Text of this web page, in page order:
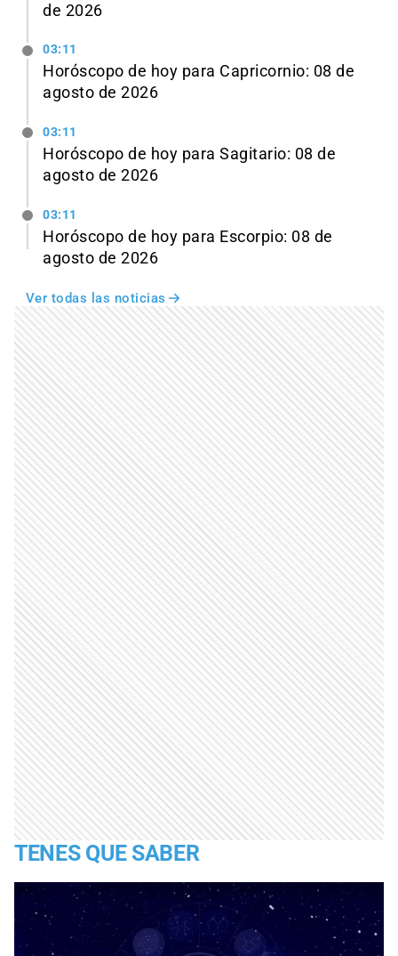
de 2026
03:11
Horóscopo de hoy para Capricornio: 08 de
agosto de 2026
03:11
Horóscopo de hoy para Sagitario: 08 de
agosto de 2026
03:11
Horóscopo de hoy para Escorpio: 08 de
agosto de 2026
Ver todas las noticias
TENES QUE SABER